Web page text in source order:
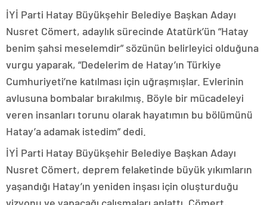
İYİ Parti Hatay Büyükşehir Belediye Başkan Adayı
Nusret Cömert, adaylık sürecinde Atatürk’ün “Hatay
benim şahsi meselemdir” sözünün belirleyici olduğuna
vurgu yaparak, “Dedelerim de Hatay’ın Türkiye
Cumhuriyeti’ne katılması için uğraşmışlar. Evlerinin
avlusuna bombalar bırakılmış. Böyle bir mücadeleyi
veren insanları torunu olarak hayatımın bu bölümünü
Hatay’a adamak istedim” dedi.
İYİ Parti Hatay Büyükşehir Belediye Başkan Adayı
Nusret Cömert, deprem felaketinde büyük yıkımların
yaşandığı Hatay’ın yeniden inşası için oluşturduğu